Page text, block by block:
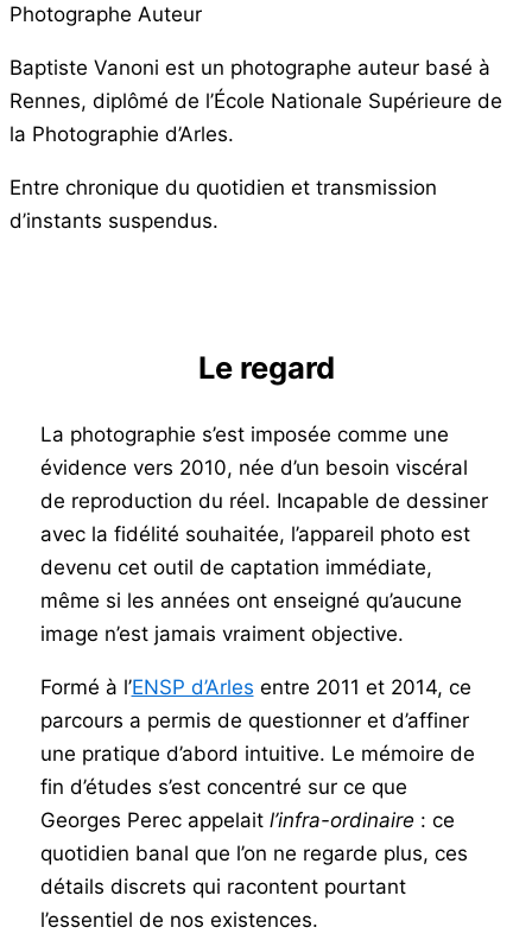
Photographe Auteur
Baptiste Vanoni est un photographe auteur basé à
Rennes, diplômé de l’École Nationale Supérieure de
la Photographie d’Arles.
Entre chronique du quotidien et transmission
d’instants suspendus.
Le regard
La photographie s’est imposée comme une
évidence vers 2010, née d’un besoin viscéral
de reproduction du réel. Incapable de dessiner
avec la fidélité souhaitée, l’appareil photo est
devenu cet outil de captation immédiate,
même si les années ont enseigné qu’aucune
image n’est jamais vraiment objective.
Formé à l’ENSP d’Arles entre 2011 et 2014, ce
parcours a permis de questionner et d’affiner
une pratique d’abord intuitive. Le mémoire de
fin d’études s’est concentré sur ce que
Georges Perec appelait l’infra-ordinaire : ce
quotidien banal que l’on ne regarde plus, ces
détails discrets qui racontent pourtant
l’essentiel de nos existences.